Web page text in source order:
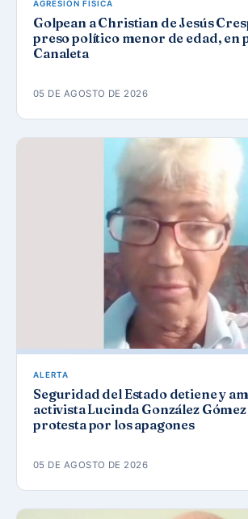
AGRESIÓN FÍSICA
Golpean a Christian de Jesús
preso político menor de edad, en
Canaleta
05 DE AGOSTO DE 2026
ALERTA
Seguridad del Estado detiene y
activista Lucinda González
protesta por los apagones
05 DE AGOSTO DE 2026